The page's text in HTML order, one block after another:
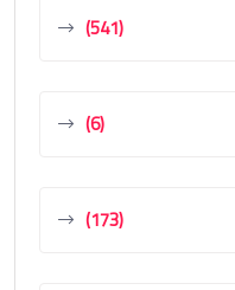
(541)
(6)
(173)